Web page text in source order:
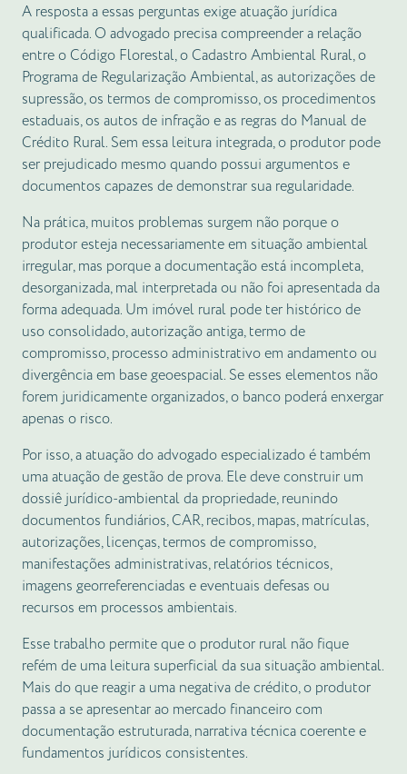
A resposta a essas perguntas exige atuação jurídica
qualificada. O advogado precisa compreender a relação
entre o Código Florestal, o Cadastro Ambiental Rural, o
Programa de Regularização Ambiental, as autorizações de
supressão, os termos de compromisso, os procedimentos
estaduais, os autos de infração e as regras do Manual de
Crédito Rural. Sem essa leitura integrada, o produtor pode
ser prejudicado mesmo quando possui argumentos e
documentos capazes de demonstrar sua regularidade.
Na prática, muitos problemas surgem não porque o
produtor esteja necessariamente em situação ambiental
irregular, mas porque a documentação está incompleta,
desorganizada, mal interpretada ou não foi apresentada da
forma adequada. Um imóvel rural pode ter histórico de
uso consolidado, autorização antiga, termo de
compromisso, processo administrativo em andamento ou
divergência em base geoespacial. Se esses elementos não
forem juridicamente organizados, o banco poderá enxergar
apenas o risco.
Por isso, a atuação do advogado especializado é também
uma atuação de gestão de prova. Ele deve construir um
dossiê jurídico-ambiental da propriedade, reunindo
documentos fundiários, CAR, recibos, mapas, matrículas,
autorizações, licenças, termos de compromisso,
manifestações administrativas, relatórios técnicos,
imagens georreferenciadas e eventuais defesas ou
recursos em processos ambientais.
Esse trabalho permite que o produtor rural não fique
refém de uma leitura superficial da sua situação ambiental.
Mais do que reagir a uma negativa de crédito, o produtor
passa a se apresentar ao mercado financeiro com
documentação estruturada, narrativa técnica coerente e
fundamentos jurídicos consistentes.